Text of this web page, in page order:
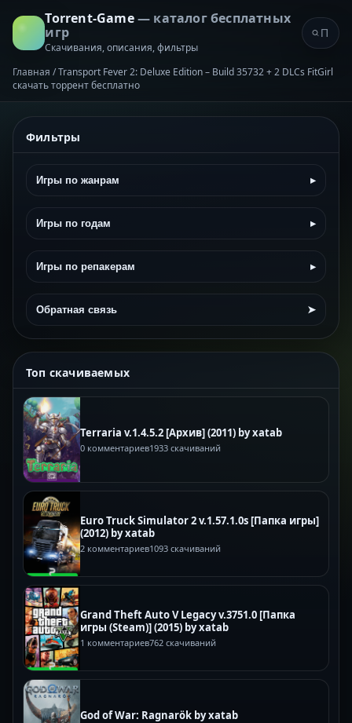
Torrent-Game— каталог бесплатных
игр
Скачивания, описания, фильтры
Главная /Transport Fever 2: Deluxe Edition – Build 35732 + 2 DLCs FitGirl
скачать торрент бесплатно
Фильтры
Игры по жанрам ▸
Игры по годам ▸
Игры по репакерам ▸
Обратная связь ➤
Топ скачиваемых
Terraria v.1.4.5.2 [Архив] (2011) by xatab
0 комментариев1933 скачиваний
Euro Truck Simulator 2 v.1.57.1.0s [Папка игры]
(2012) by xatab
2 комментариев1093 скачиваний
Grand Theft Auto V Legacy v.3751.0 [Папка
игры (Steam)] (2015) by xatab
1 комментариев762 скачиваний
God of War: Ragnarök by xatab